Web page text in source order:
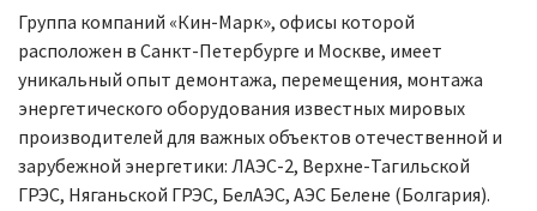
Группа компаний «Кин-Марк», офисы которой
расположен в Санкт-Петербурге и Москве, имеет
уникальный опыт демонтажа, перемещения, монтажа
энергетического оборудования известных мировых
производителей для важных объектов отечественной и
зарубежной энергетики: ЛАЭС-2, Верхне-Тагильской
ГРЭС, Няганьской ГРЭС, БелАЭС, АЭС Белене (Болгария).